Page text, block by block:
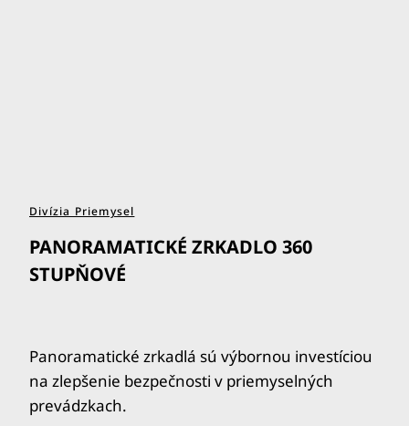
Divízia Priemysel
PANORAMATICKÉ ZRKADLO 360
STUPŇOVÉ
Panoramatické zrkadlá sú výbornou investíciou
na zlepšenie bezpečnosti v priemyselných
prevádzkach.